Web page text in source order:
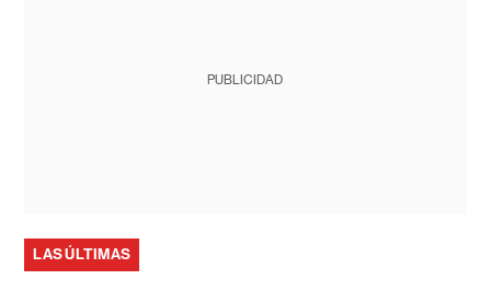
PUBLICIDAD
LAS ÚLTIMAS